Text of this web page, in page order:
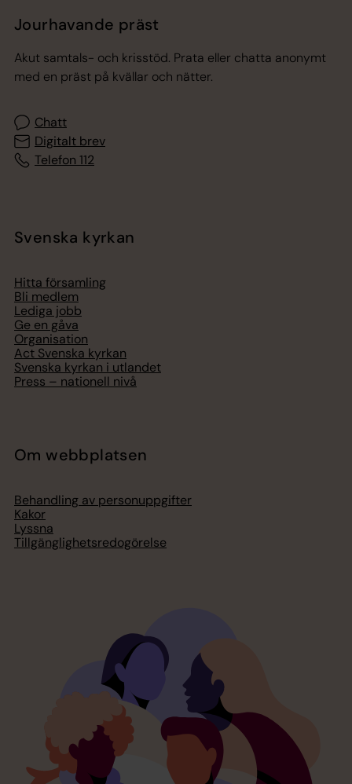
Jourhavande präst
Akut samtals- och krisstöd. Prata eller chatta anonymt
med en präst på kvällar och nätter.
Chatt
Digitalt brev
Telefon 112
Svenska kyrkan
Hitta församling
Bli medlem
Lediga jobb
Ge en gåva
Organisation
Act Svenska kyrkan
Svenska kyrkan i utlandet
Press – nationell nivå
Om webbplatsen
Behandling av personuppgifter
Kakor
Lyssna
Tillgänglighetsredogörelse